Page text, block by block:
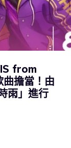
from
擔當！由
雨」進行